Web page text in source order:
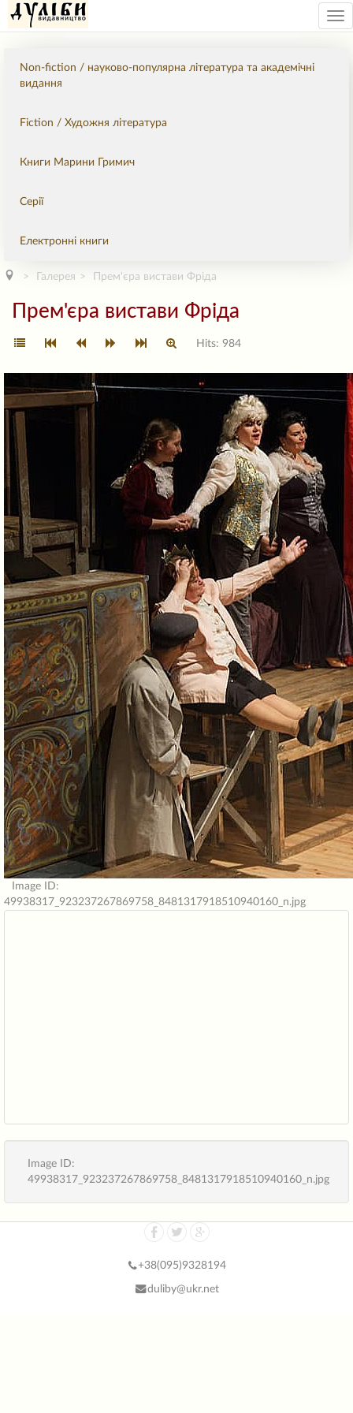
Non-fiction / науково-популярна література та академічні
видання
Fiction / Художня література
Книги Марини Гримич
Серії
Електронні книги
Галерея Прем'єра вистави Фріда
Прем'єра вистави Фріда
Hits: 984
Image ID:
49938317_923237267869758_8481317918510940160_n.jpg
Image ID:
49938317_923237267869758_8481317918510940160_n.jpg
+38(095)9328194
duliby@ukr.net